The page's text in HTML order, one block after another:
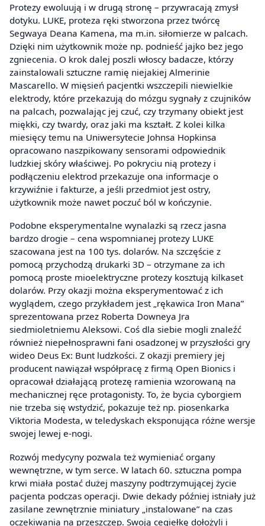
Protezy ewoluują i w drugą stronę – przywracają zmysł
dotyku. LUKE, proteza ręki stworzona przez twórcę
Segwaya Deana Kamena, ma m.in. siłomierze w palcach.
Dzięki nim użytkownik może np. podnieść jajko bez jego
zgniecenia. O krok dalej poszli włoscy badacze, którzy
zainstalowali sztuczne ramię niejakiej Almerinie
Mascarello. W mięsień pacjentki wszczepili niewielkie
elektrody, które przekazują do mózgu sygnały z czujników
na palcach, pozwalając jej czuć, czy trzymany obiekt jest
miękki, czy twardy, oraz jaki ma kształt. Z kolei kilka
miesięcy temu na Uniwersytecie Johnsa Hopkinsa
opracowano naszpikowany sensorami odpowiednik
ludzkiej skóry właściwej. Po pokryciu nią protezy i
podłączeniu elektrod przekazuje ona informacje o
krzywiźnie i fakturze, a jeśli przedmiot jest ostry,
użytkownik może nawet poczuć ból w kończynie.
Podobne eksperymentalne wynalazki są rzecz jasna
bardzo drogie – cena wspomnianej protezy LUKE
szacowana jest na 100 tys. dolarów. Na szczęście z
pomocą przychodzą drukarki 3D – otrzymane za ich
pomocą proste mioelektryczne protezy kosztują kilkaset
dolarów. Przy okazji można eksperymentować z ich
wyglądem, czego przykładem jest „rękawica Iron Mana”
sprezentowana przez Roberta Downeya Jra
siedmioletniemu Aleksowi. Coś dla siebie mogli znaleźć
również niepełnosprawni fani osadzonej w przyszłości gry
wideo Deus Ex: Bunt ludzkości. Z okazji premiery jej
producent nawiązał współpracę z firmą Open Bionics i
opracował działającą protezę ramienia wzorowaną na
mechanicznej ręce protagonisty. To, że bycia cyborgiem
nie trzeba się wstydzić, pokazuje też np. piosenkarka
Viktoria Modesta, w teledyskach eksponująca różne wersje
swojej lewej e-nogi.
Rozwój medycyny pozwala też wymieniać organy
wewnętrzne, w tym serce. W latach 60. sztuczna pompa
krwi miała postać dużej maszyny podtrzymującej życie
pacjenta podczas operacji. Dwie dekady później istniały już
zasilane zewnętrznie miniatury „instalowane” na czas
oczekiwania na przeszczep. Swoją cegiełkę dołożyli i